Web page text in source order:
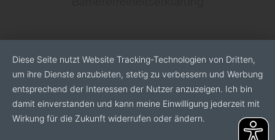
Diese Seite nutzt Website Tracking-Technologien von Dritten,
um ihre Dienste anzubieten, stetig zu verbessern und Werbung
entsprechend der Interessen der Nutzer anzuzeigen. Ich bin
damit einverstanden und kann meine Einwilligung jederzeit mit
Wirkung für die Zukunft widerrufen oder ändern.